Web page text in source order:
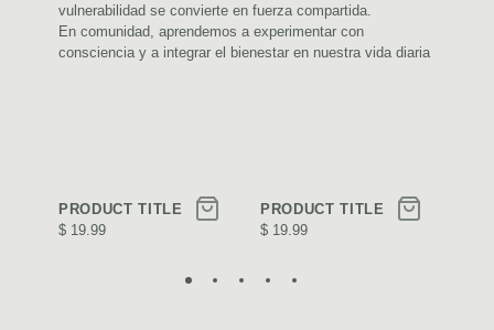
vulnerabilidad se convierte en fuerza compartida.
En comunidad, aprendemos a experimentar con
consciencia y a integrar el bienestar en nuestra vida diaria
PRODUCT TITLE
$ 19.99
PRODUCT TITLE
$ 19.99